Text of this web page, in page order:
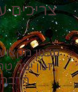
צריכים
תכנון
זמן יקר
הרבה